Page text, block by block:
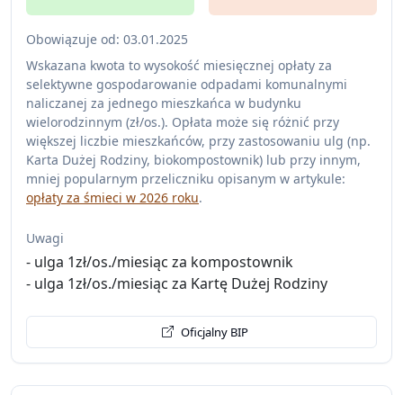
Obowiązuje od: 03.01.2025
Wskazana kwota to wysokość miesięcznej opłaty za
selektywne gospodarowanie odpadami komunalnymi
naliczanej za jednego mieszkańca w budynku
wielorodzinnym (zł/os.). Opłata może się różnić przy
większej liczbie mieszkańców, przy zastosowaniu ulg (np.
Karta Dużej Rodziny, biokompostownik) lub przy innym,
mniej popularnym przeliczniku opisanym w artykule:
opłaty za śmieci w 2026 roku.
Uwagi
- ulga 1zł/os./miesiąc za kompostownik
- ulga 1zł/os./miesiąc za Kartę Dużej Rodziny
Oficjalny BIP